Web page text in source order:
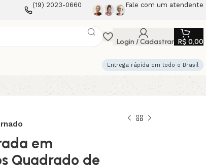
(19) 2023-0660 Fale com um atendente
Login / Cadastrar R$ 0,00
Entrega rápida em todo o Brasil
em
Quadrado de